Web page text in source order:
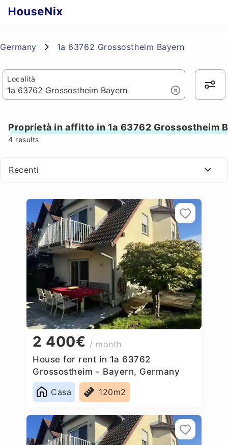
Germany 1a 63762 Grossostheim Bayern
Località
Proprietà in affitto in 1a 63762 Grossostheim
4 results
Recenti
2 400€ / month
House for rent in 1a 63762
Grossostheim - Bayern, Germany
Casa
120m2